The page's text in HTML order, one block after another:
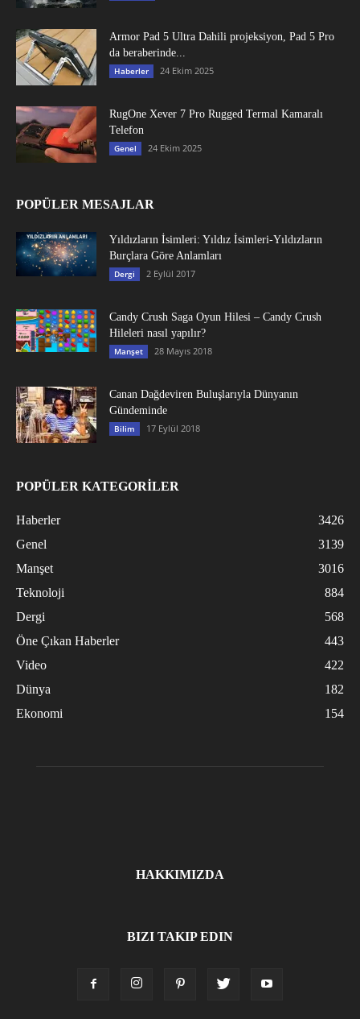
Armor Pad 5 Ultra Dahili projeksiyon, Pad 5 Pro
da beraberinde...
Haberler 24 Ekim 2025
RugOne Xever 7 Pro Rugged Termal Kamaralı
Telefon
Genel 24 Ekim 2025
POPÜLER MESAJLAR
Yıldızların İsimleri: Yıldız İsimleri-Yıldızların
Burçlara Göre Anlamları
Dergi 2 Eylül 2017
Candy Crush Saga Oyun Hilesi – Candy Crush
Hileleri nasıl yapılır?
Manşet 28 Mayıs 2018
Canan Dağdeviren Buluşlarıyla Dünyanın
Gündeminde
Bilim 17 Eylül 2018
POPÜLER KATEGORİLER
Haberler
3426
Genel
3139
Manşet
3016
Teknoloji
884
Dergi
568
Öne Çıkan Haberler
443
Video
422
Dünya
182
Ekonomi
154
HAKKIMIZDA
BIZI TAKIP EDIN